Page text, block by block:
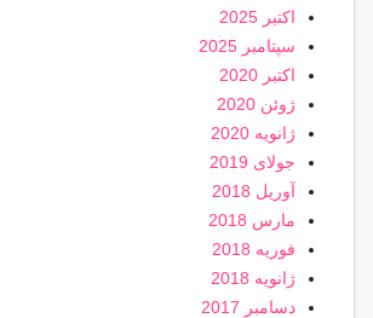
اکتبر 2025
سپتامبر 2025
اکتبر 2020
ژوئن 2020
ژانویه 2020
جولای 2019
آوریل 2018
مارس 2018
فوریه 2018
ژانویه 2018
دسامبر 2017